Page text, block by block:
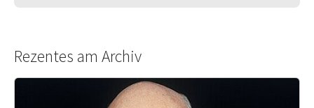
Rezentes am Archiv